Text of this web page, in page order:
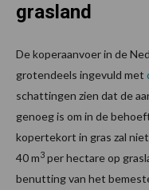
grasland
De koperaanvoer in de
grotendeels ingevuld met
schattingen zien dat de
genoeg is om in de
kopertekort in gras zal
40 m3 per hectare op
benutting van het